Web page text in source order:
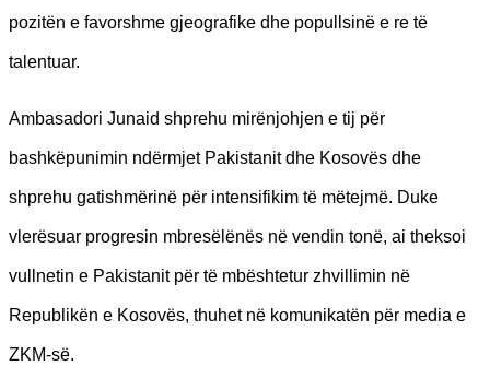
pozitën e favorshme gjeografike dhe popullsinë e re të
talentuar.
Ambasadori Junaid shprehu mirënjohjen e tij për
bashkëpunimin ndërmjet Pakistanit dhe Kosovës dhe
shprehu gatishmërinë për intensifikim të mëtejmë. Duke
vlerësuar progresin mbresëlënës në vendin tonë, ai theksoi
vullnetin e Pakistanit për të mbështetur zhvillimin në
Republikën e Kosovës, thuhet në komunikatën për media e
ZKM-së.